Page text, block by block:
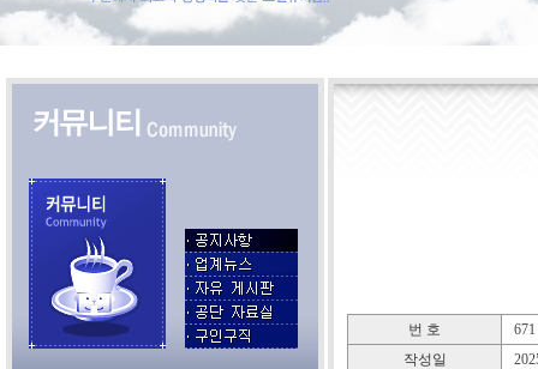
번 호
671
작성일